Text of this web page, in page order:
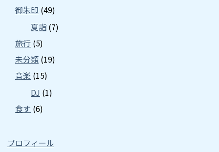
御朱印 (49)
夏詣 (7)
旅行 (5)
未分類 (19)
音楽 (15)
DJ (1)
食す (6)
プロフィール